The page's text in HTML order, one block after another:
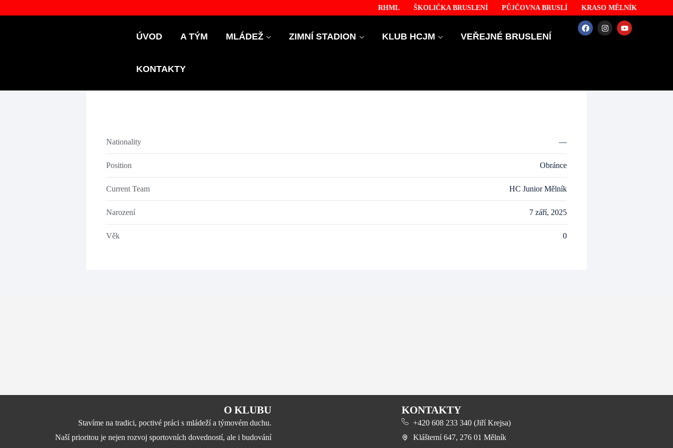
RHML ŠKOLIČKA BRUSLENÍ PŮJČOVNA BRUSLÍ KRASO MĚLNÍK
ÚVOD A TÝM MLÁDEŽ ZIMNÍ STADION KLUB HCJM VEŘEJNÉ BRUSLENÍ
KONTAKTY
Nationality —
Position Obránce
Current Team HC Junior Mělník
Narození 7 září, 2025
Věk 0
O KLUBU
Stavíme na tradici, poctivé práci s mládeží a týmovém duchu.
Naší prioritou je nejen rozvoj sportovních dovedností, ale i budování
KONTAKTY
+420 608 233 340 (Jiří Krejsa)
Klášterní 647, 276 01 Mělník